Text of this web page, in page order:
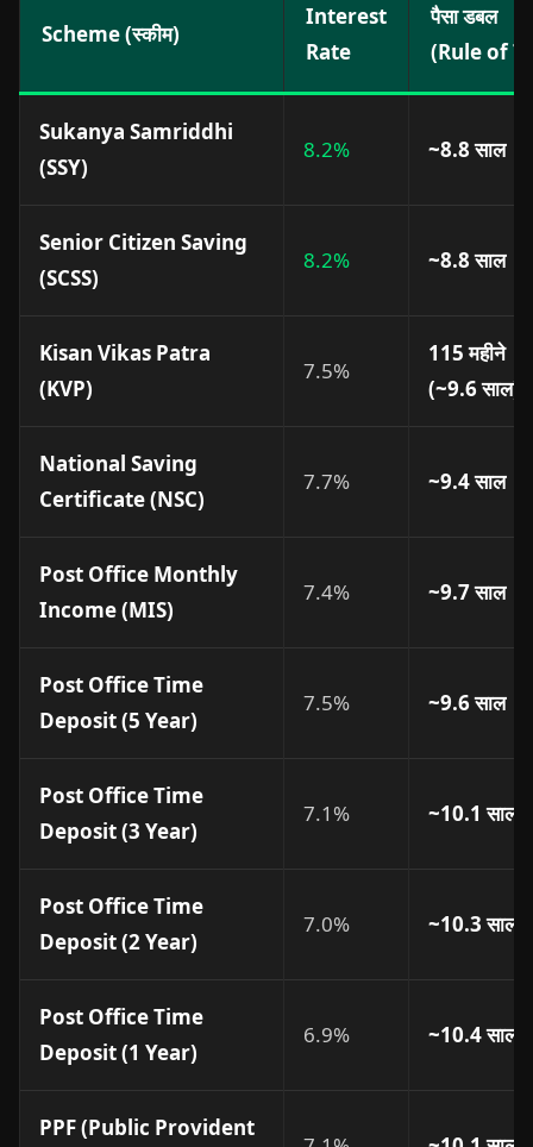
Scheme (स्कीम)
Interest
Rate
पैसा डबल
(Rule of
Sukanya Samriddhi
(SSY)
8.2% ~8.8 साल
Senior Citizen Saving
(SCSS)
8.2% ~8.8 साल
Kisan Vikas Patra
(KVP)
7.5%
115 महीने
(~9.6 साल)
National Saving
Certificate (NSC)
7.7% ~9.4 साल
Post Office Monthly
Income (MIS)
7.4% ~9.7 साल
Post Office Time
Deposit (5 Year)
7.5% ~9.6 साल
Post Office Time
Deposit (3 Year)
7.1% ~10.1 साल
Post Office Time
Deposit (2 Year)
7.0% ~10.3 साल
Post Office Time
Deposit (1 Year)
6.9% ~10.4 साल
PPF (Public Provident